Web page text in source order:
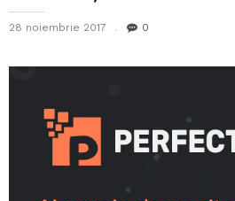
28 noiembrie 2017 0